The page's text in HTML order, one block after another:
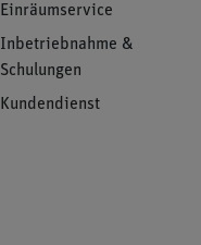
Einräumservice
Inbetriebnahme &
Schulungen
Kundendienst